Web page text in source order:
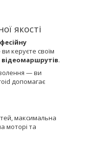
якості
керуєте своїм
відеомаршрутів.
— ви
допомагає
максимальна
моторі та